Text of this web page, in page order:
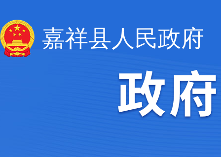
嘉祥县人民政府